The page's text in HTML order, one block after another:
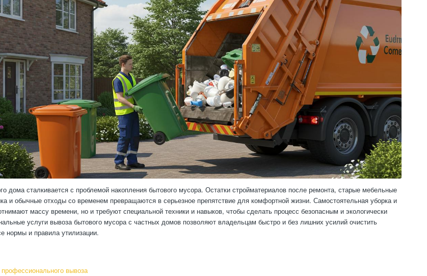
дома сталкивается с проблемой накопления бытового мусора. Остатки стройматериалов после ремонта, старые мебельные
и обычные отходы со временем превращаются в серьезное препятствие для комфортной жизни. Самостоятельная уборка и
массу времени, но и требуют специальной техники и навыков, чтобы сделать процесс безопасным и экологически
услуги вывоза бытового мусора с частных домов позволяют владельцам быстро и без лишних усилий очистить
нормы и правила утилизации.
вывоза